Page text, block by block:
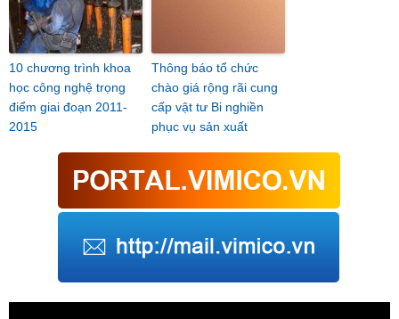
10 chương trình khoa
học công nghệ trọng
điểm giai đoạn 2011-
2015
Thông báo tổ chức
chào giá rộng rãi cung
cấp vật tư Bi nghiền
phục vụ sản xuất